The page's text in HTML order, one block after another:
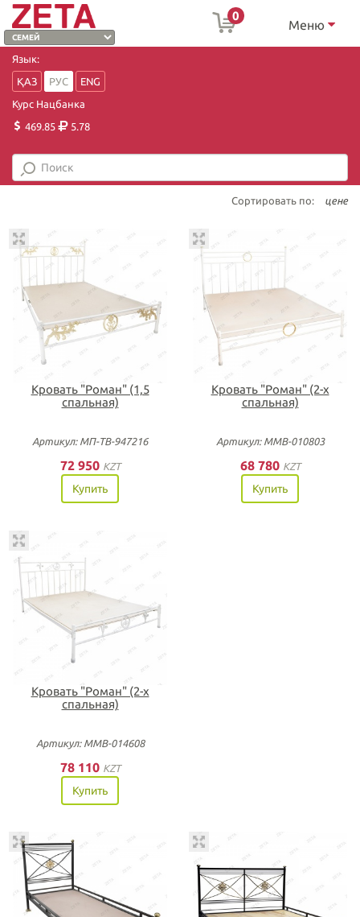
0
Меню
Язык:
ҚАЗ
РУС
ENG
Курс Нацбанка
469.85
5.78
Сортировать по: цене
Кровать "Роман" (1,5
спальная)
Артикул: МП-ТВ-947216
72 950 KZT
Купить
Кровать "Роман" (2-х
спальная)
Артикул: ММВ-010803
68 780 KZT
Купить
Кровать "Роман" (2-х
спальная)
Артикул: ММВ-014608
78 110 KZT
Купить